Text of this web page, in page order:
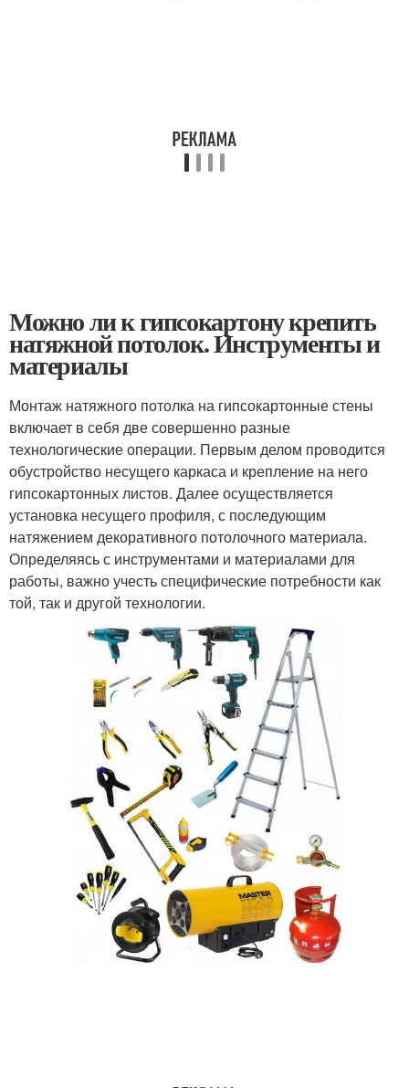
Можно ли к гипсокартону крепить
натяжной потолок. Инструменты и
материалы
Монтаж натяжного потолка на гипсокартонные стены
включает в себя две совершенно разные
технологические операции. Первым делом проводится
обустройство несущего каркаса и крепление на него
гипсокартонных листов. Далее осуществляется
установка несущего профиля, с последующим
натяжением декоративного потолочного материала.
Определяясь с инструментами и материалами для
работы, важно учесть специфические потребности как
той, так и другой технологии.